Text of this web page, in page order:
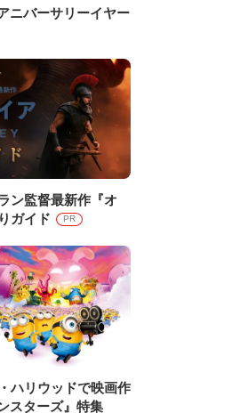
ニバーサリーイヤー
ン監督最新作『オ
ガイド
PR
ハリウッドで映画作
スターズ』特集